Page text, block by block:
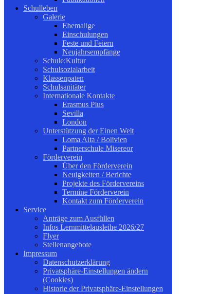
Schulleben
Galerie
Ehemalige
Einschulungen
Feste und Feiern
Neujahrsempfänge
Schule:Kultur
Schulsozialarbeit
Klassenpaten
Schulsanitäter
Internationale Kontakte
Erasmus Plus
Sevilla
London
Unterstützung der Einen Welt
Loma Alta / Bolivien
Partnerschule Misereor
Förderverein
Über den Förderverein
Neuigkeiten / Berichte
Projekte des Fördervereins
Termine Förderverein
Kontakt zum Förderverein
Service
Anträge zum Ausfüllen
Infos Lernmittelausleihe 2026/27
Flyer
Stellenangebote
Impressum
Datenschutzerklärung
Privatsphäre-Einstellungen ändern
(Cookies)
Historie der Privatsphäre-Einstellungen